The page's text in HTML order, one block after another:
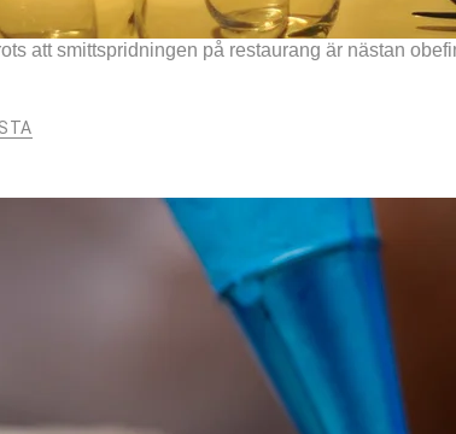
att smittspridningen på restaurang är nästan